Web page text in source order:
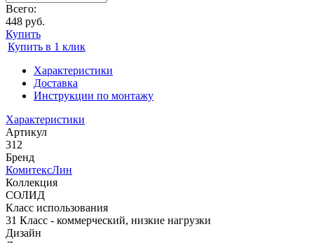
Всего:
448 руб.
Купить
Купить в 1 клик
Характеристики
Доставка
Инструкции по монтажу
Характеристики
Артикул
312
Бренд
КомитексЛин
Коллекция
СОЛИД
Класс использования
31 Класс - коммерческий, низкие нагрузки
Дизайн